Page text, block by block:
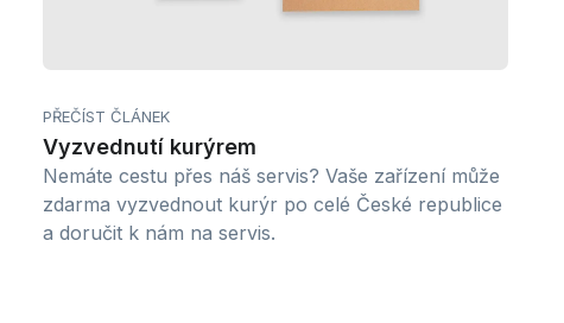
PŘEČÍST ČLÁNEK
Vyzvednutí kurýrem
Nemáte cestu přes náš servis? Vaše zařízení může
zdarma vyzvednout kurýr po celé České republice
a doručit k nám na servis.